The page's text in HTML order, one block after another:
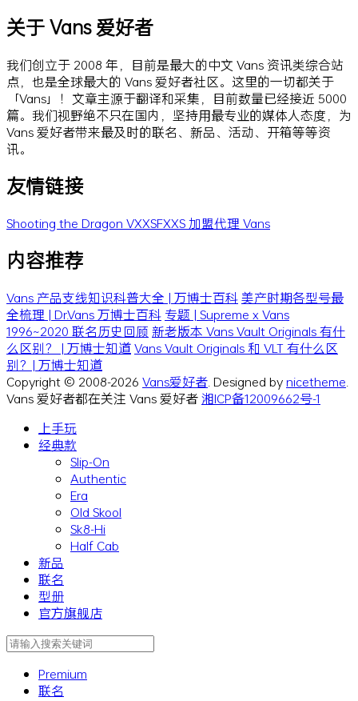
关于 Vans 爱好者
我们创立于 2008 年，目前是最大的中文 Vans 资讯类综合站
点，也是全球最大的 Vans 爱好者社区。这里的一切都关于
「Vans」！文章主源于翻译和采集，目前数量已经接近 5000
篇。我们视野绝不只在国内，坚持用最专业的媒体人态度，为
Vans 爱好者带来最及时的联名、新品、活动、开箱等等资
讯。
友情链接
Shooting the Dragon VXXSFXXS加盟代理 Vans
内容推荐
Vans 产品支线知识科普大全 | 万博士百科美产时期各型号最
全梳理 | Dr.Vans 万博士百科 专题 | Supreme x Vans
1996~2020 联名历史回顾 新老版本 Vans Vault Originals 有什
么区别？ | 万博士知道Vans Vault Originals 和 VLT 有什么区
别？| 万博士知道
Copyright © 2008-2026 Vans爱好者 . Designed bynicetheme
Vans 爱好者都在关注 Vans 爱好者湘ICP备12009662号-1
上手玩
经典款
Slip-On
Authentic
Era
Old Skool
Sk8-Hi
Half Cab
新品
联名
型册
官方旗舰店
Premium
联名